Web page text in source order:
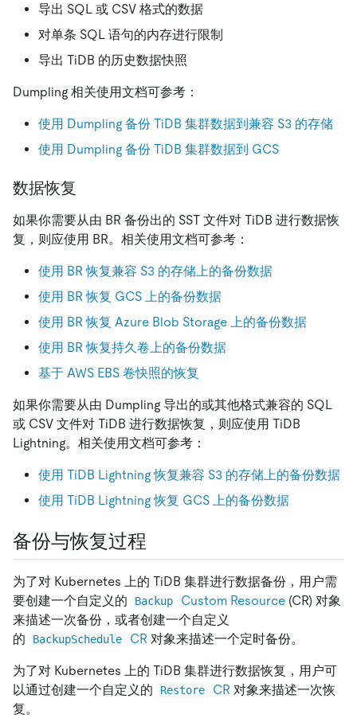
导出 SQL 或 CSV 格式的数据
对单条 SQL 语句的内存进行限制
导出 TiDB 的历史数据快照
Dumpling 相关使用文档可参考：
使用 Dumpling 备份 TiDB 集群数据到兼容 S3 的存储
使用 Dumpling 备份 TiDB 集群数据到 GCS
数据恢复
如果你需要从由 BR 备份出的 SST 文件对 TiDB 进行数据恢
复，则应使用 BR。相关使用文档可参考：
使用 BR 恢复兼容 S3 的存储上的备份数据
使用 BR 恢复 GCS 上的备份数据
使用 BR 恢复 Azure Blob Storage 上的备份数据
使用 BR 恢复持久卷上的备份数据
基于 AWS EBS 卷快照的恢复
如果你需要从由 Dumpling 导出的或其他格式兼容的 SQL
或 CSV 文件对 TiDB 进行数据恢复，则应使用 TiDB
Lightning。相关使用文档可参考：
使用 TiDB Lightning 恢复兼容 S3 的存储上的备份数据
使用 TiDB Lightning 恢复 GCS 上的备份数据
备份与恢复过程
为了对 Kubernetes 上的 TiDB 集群进行数据备份，用户需
要创建一个自定义的
Backup Custom Resource(CR) 对象
来描述一次备份，或者创建一个自定义
的
BackupSchedule CR 对象来描述一个定时备份。
为了对 Kubernetes 上的 TiDB 集群进行数据恢复，用户可
以通过创建一个自定义的
Restore CR 对象来描述一次恢
复。